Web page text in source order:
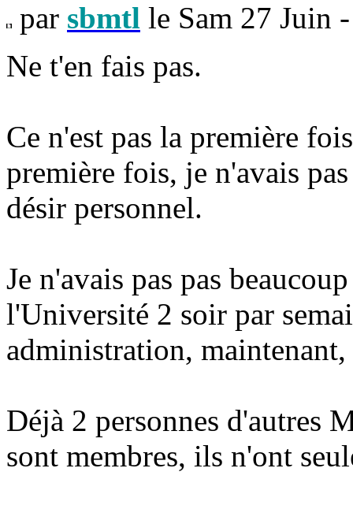
par sbmtl le Sam 27 Juin
Ne t'en fais pas.
Ce n'est pas la première
première fois, je n'avais
désir personnel.
Je n'avais pas pas
l'Université 2 soir par
administration,
Déjà 2 personnes d'autres
sont membres, ils n'ont